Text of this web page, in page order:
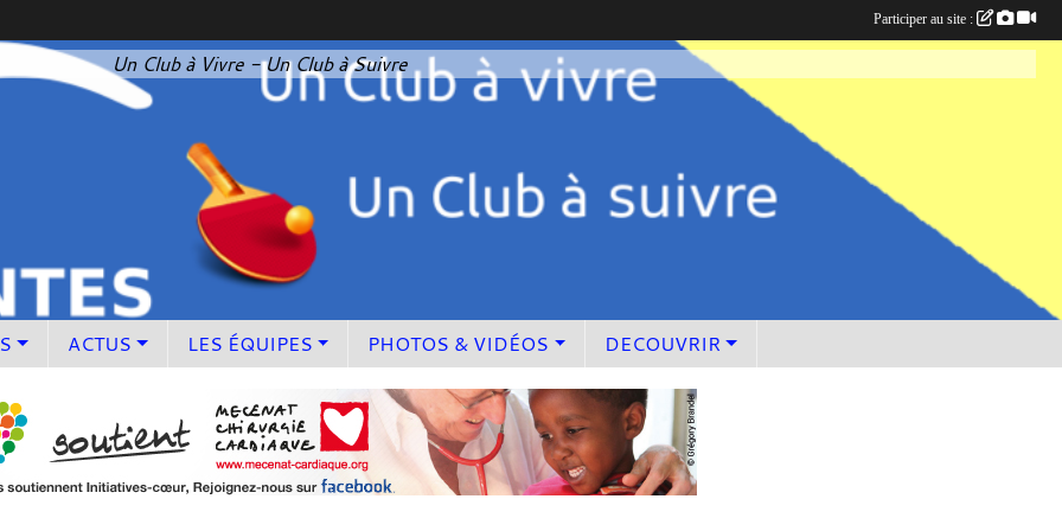
Un Club à Vivre - Un Club à Suivre
ACTUS LES ÉQUIPES PHOTOS & VIDÉOS DECOUVRIR
Participer au site :